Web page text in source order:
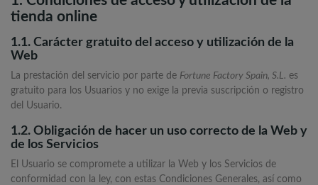
tienda online
1.1. Carácter gratuito del acceso y utilización de la
Web
La prestación del servicio por parte de Fortune Factory Spain, S.L. es
gratuito para los Usuarios y no exige la previa suscripción o registro
del Usuario.
1.2. Obligación de hacer un uso correcto de la Web y
de los Servicios
El Usuario se compromete a utilizar la Web y los Servicios de
conformidad con la ley, con estas Condiciones Generales, así como